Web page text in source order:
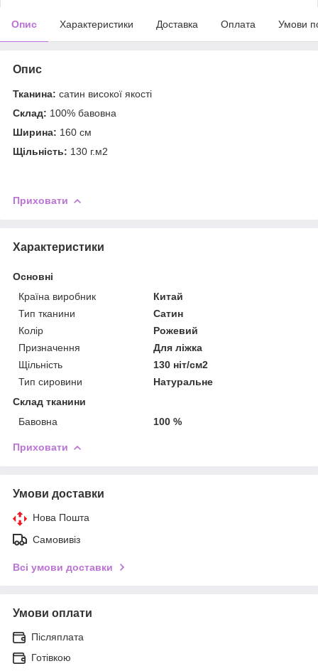
Опис Характеристики Доставка Оплата Умови
Опис
Тканина: сатин високої якості
Склад: 100% бавовна
Ширина: 160 см
Щільність: 130 г.м2
Приховати
Характеристики
Основні
Країна виробник
Китай
Тип тканини
Сатин
Колір
Рожевий
Призначення
Для ліжка
Щільність
130 ніт/см2
Тип сировини
Натуральне
Склад тканини
Бавовна
100 %
Приховати
Умови доставки
Нова Пошта
Самовивіз
Всі умови доставки
Умови оплати
Післяплата
Готівкою